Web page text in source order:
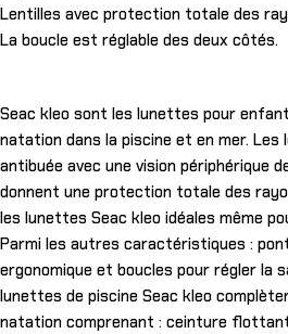
Lentilles avec protection totale des
La boucle est réglable des deux côtés.
Seac kleo sont les lunettes pour
natation dans la piscine et en mer.
antibuée avec une vision périphérique
donnent une protection totale des
les lunettes Seac kleo idéales même
Parmi les autres caractéristiques :
ergonomique et boucles pour régler la
lunettes de piscine Seac kleo
natation comprenant : ceinture